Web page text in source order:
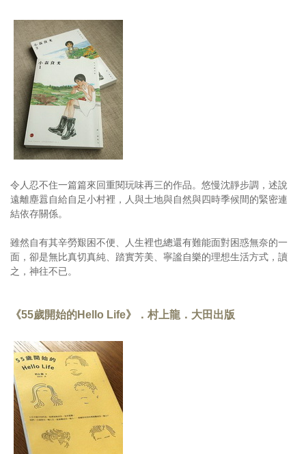
令人忍不住一篇篇來回重閱玩味再三的作品。悠慢沈靜步調，述說
遠離塵囂自給自足小村裡，人與土地與自然與四時季候間的緊密連
結依存關係。
雖然自有其辛勞艱困不便、人生裡也總還有難能面對困惑無奈的一
面，卻是無比真切真純、踏實芳美、寧謐自樂的理想生活方式，讀
之，神往不已。
《55歲開始的Hello Life》．村上龍．大田出版